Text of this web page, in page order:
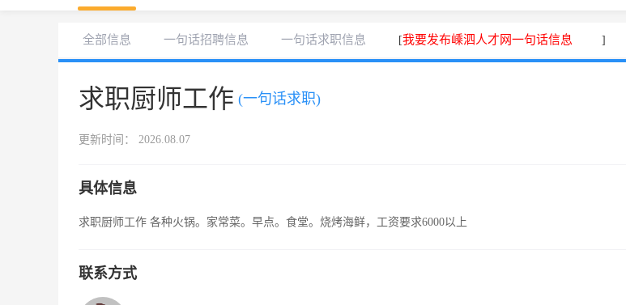
全部信息 一句话招聘信息 一句话求职信息 [我要发布嵊泗人才网一句话信息 ]
求职厨师工作 (一句话求职)
更新时间： 2026.08.07
具体信息
求职厨师工作 各种火锅。家常菜。早点。食堂。烧烤海鲜，工资要求6000以上
联系方式